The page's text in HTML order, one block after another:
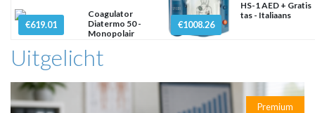
€619.01
Coagulator
Diatermo 50 -
Monopolair
€1008.26
HS-1 AED + Gratis
tas - Italiaans
Uitgelicht
Premium